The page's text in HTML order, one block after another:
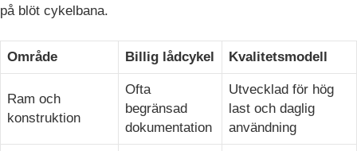
på blöt cykelbana.
Område Billig lådcykel Kvalitetsmodell
Ram och
konstruktion
Ofta
begränsad
dokumentation
Utvecklad för hög
last och daglig
användning
annonser baserat
besökte tidigare
och analysera
effektiviteten i
annonskampanjen.